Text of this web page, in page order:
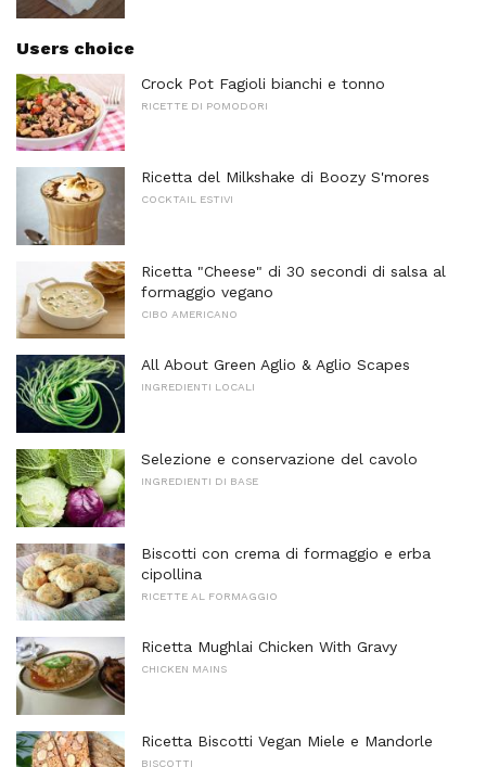
Users choice
Crock Pot Fagioli bianchi e tonno
RICETTE DI POMODORI
Ricetta del Milkshake di Boozy S'mores
COCKTAIL ESTIVI
Ricetta "Cheese" di 30 secondi di salsa al
formaggio vegano
CIBO AMERICANO
All About Green Aglio & Aglio Scapes
INGREDIENTI LOCALI
Selezione e conservazione del cavolo
INGREDIENTI DI BASE
Biscotti con crema di formaggio e erba
cipollina
RICETTE AL FORMAGGIO
Ricetta Mughlai Chicken With Gravy
CHICKEN MAINS
Ricetta Biscotti Vegan Miele e Mandorle
BISCOTTI